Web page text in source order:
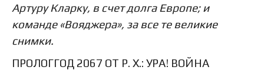
Артуру Кларку, в счет долга Европе; и
команде «Вояджера», за все те великие
снимки.
ПРОЛОГГОД 2067 ОТ Р. Х.: УРА! ВОЙНА